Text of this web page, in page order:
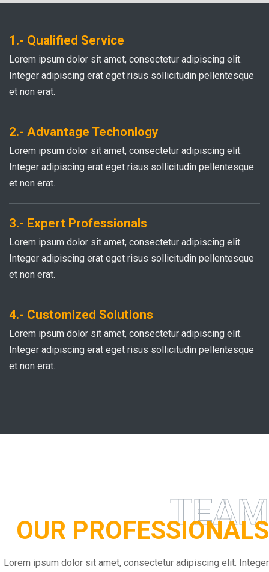
1.- Qualified Service
Lorem ipsum dolor sit amet, consectetur adipiscing elit.
Integer adipiscing erat eget risus sollicitudin pellentesque
et non erat.
2.- Advantage Techonlogy
Lorem ipsum dolor sit amet, consectetur adipiscing elit.
Integer adipiscing erat eget risus sollicitudin pellentesque
et non erat.
3.- Expert Professionals
Lorem ipsum dolor sit amet, consectetur adipiscing elit.
Integer adipiscing erat eget risus sollicitudin pellentesque
et non erat.
4.- Customized Solutions
Lorem ipsum dolor sit amet, consectetur adipiscing elit.
Integer adipiscing erat eget risus sollicitudin pellentesque
et non erat.
TEAM
OUR PROFESSIONALS
Lorem ipsum dolor sit amet, consectetur adipiscing elit. Integer